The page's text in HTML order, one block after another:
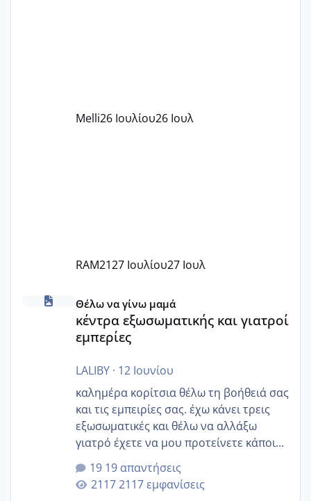
Εγώ πήγα σε έναν ιδιωτικό παιδικό στ
Melli26 Ιουλίου26 Ιουλ
RAM2127 Ιουλίου27 Ιουλ
κέντρα εξωσωματικής και γιατροί εμπερίες
Θέλω να γίνω μαμά
κέντρα εξωσωματικής και γιατροί
εμπερίες
LALIBY· 12 Ιουνίου
καλημέρα κορίτσια θέλω τη βοήθειά σας
και τις εμπειρίες σας. έχω κάνει τρεις
εξωσωματικές και θέλω να αλλάξω
γιατρό έχετε να μου προτείνετε κάποιον
που μείνατε ευχαριστημένες και είχατε
επιιτυχία? έκανα στο υγεία με τον
ζερβομανωλάκη (δεν το εψαξε καθόλου
19 απαντήσεις
2117 εμφανίσεις